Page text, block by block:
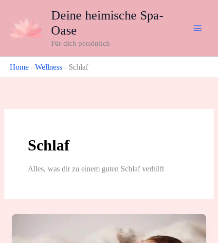
springen
Deine heimische Spa-
Oase
Für dich persönlich
Home - Wellness - Schlaf
Schlaf
Alles, was dir zu einem guten Schlaf verhilft